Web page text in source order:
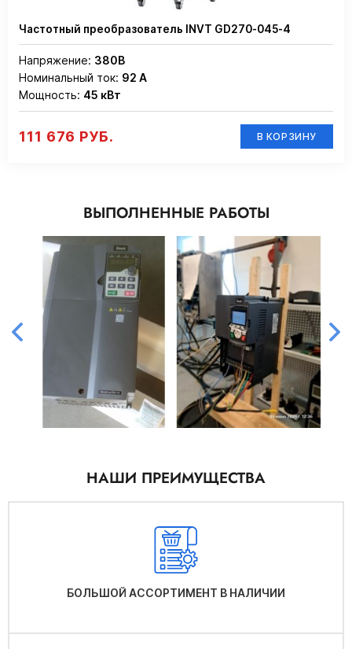
Частотный преобразователь INVT GD270-045-4
Напряжение: 380В
Номинальный ток: 92 А
Мощность: 45 кВт
111 676 РУБ. В КОРЗИНУ
ВЫПОЛНЕННЫЕ РАБОТЫ
НАШИ ПРЕИМУЩЕСТВА
БОЛЬШОЙ АССОРТИМЕНТ В НАЛИЧИИ